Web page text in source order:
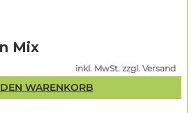
Mix
inkl. MwSt. zzgl. Versand
WARENKORB